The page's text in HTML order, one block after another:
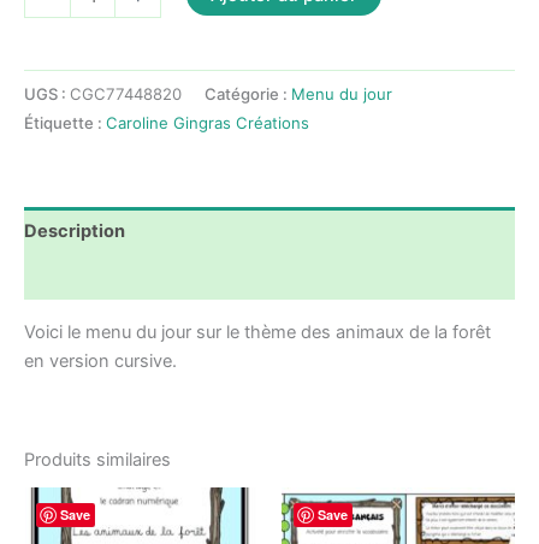
de
du
jour
1re
animaux
foret
version
cursive
UGS : CGC77448820 Catégorie : Menu du jour
Étiquette : Caroline Gingras Créations
Description
Voici le menu du jour sur le thème des animaux de la forêt
en version cursive.
Produits similaires
Save Save